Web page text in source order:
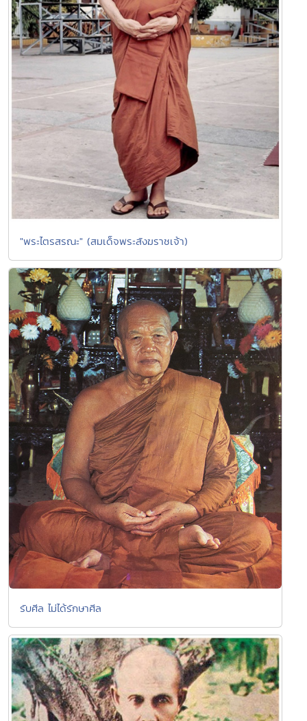
"พระไตรสรณะ" (สมเด็จพระสังฆราชเจ้า)
รับศีล ไม่ได้รักษาศีล